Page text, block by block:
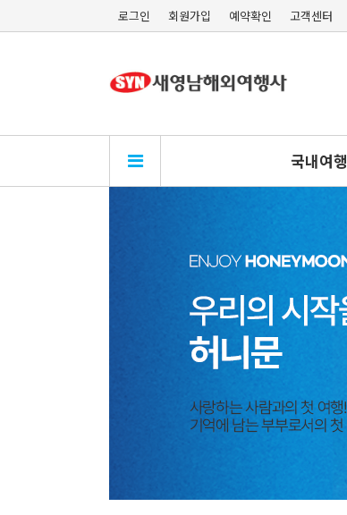
로그인 회원가입 예약확인 고객센터
국내여행